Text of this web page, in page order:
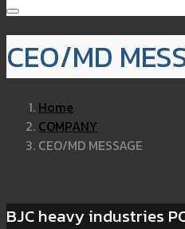
CEO/MD
Home
COMPANY
CEO/MD MESSAGE
BJC heavy industries